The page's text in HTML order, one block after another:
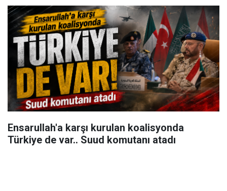
Ensarullah'a karşı kurulan koalisyonda
Türkiye de var.. Suud komutanı atadı